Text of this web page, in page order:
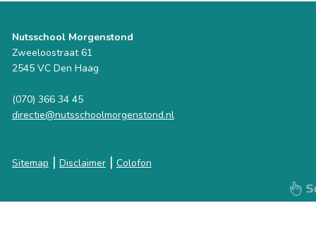
Nutsschool Morgenstond
Zweeloostraat 61
2545 VC Den Haag
(070) 366 34 45
directie@nutsschoolmorgenstond.nl
Sitemap | Disclaimer| Colofon